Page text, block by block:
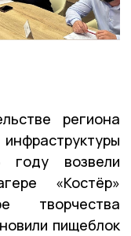
региона
возвели
«Костёр»
пищеблок